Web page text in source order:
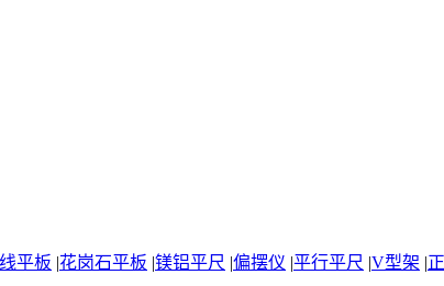
平板 |花岗石平板 |镁铝平尺 |偏摆仪 |平行平尺 |V型架 |